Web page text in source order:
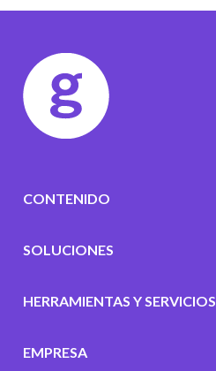
CONTENIDO
SOLUCIONES
HERRAMIENTAS Y SERVICIOS
EMPRESA